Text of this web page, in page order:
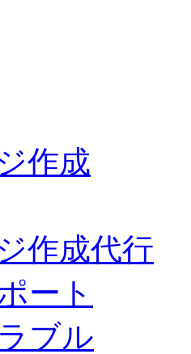
作成
作成代行
ート
ブル